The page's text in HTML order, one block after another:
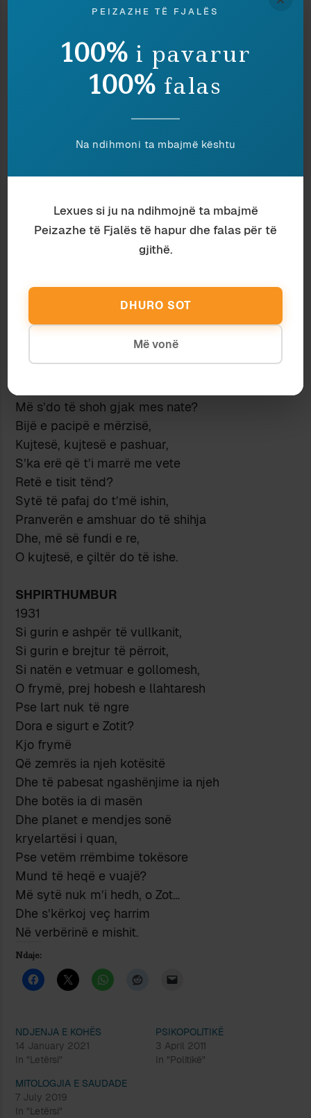
E lehtë këmba e tij.
Me dhëmbët dritë vetëtimtare
Grahma pyjesh, me atë dorë
Sipas shëmbëlltyrës së zemrës je krijuar.
O trup lastar
Ti je mes pemëve të magjepsura?
E tek pëlcas nga lakmia,
Me timin çap më shket duarsh.
Si një burim nën mriz, për të fjetur!
Kur mëngjesi ende i fshehtë të jetë,
Një valë e çlodhur, o shpirt,
Do të të presë.
Më s’do të shoh gjak mes nate?
Bijë e pacipë e mërzisë,
Kujtesë, kujtesë e pashuar,
S’ka erë që t’i marrë me vete
Retë e tisit tënd?
Sytë të pafaj do t’më ishin,
Pranverën e amshuar do të shihja
Dhe, më së fundi e re,
O kujtesë, e çiltër do të ishe.
SHPIRTHUMBUR
1931
Si gurin e ashpër të vullkanit,
Si gurin e brejtur të përroit,
Si natën e vetmuar e gollomesh,
O frymë, prej hobesh e llahtaresh
Pse lart nuk të ngre
Dora e sigurt e Zotit?
Kjo frymë
Që zemrës ia njeh kotësitë
Dhe të pabesat ngashënjime ia njeh
Dhe botës ia di masën
Dhe planet e mendjes sonë
kryelartësi i quan,
Pse vetëm rrëmbime tokësore
Mund të heqë e vuajë?
Më sytë nuk m’i hedh, o Zot…
Dhe s’kërkoj veç harrim
Në verbërinë e mishit.
Ndaje:
NDJENJA E KOHËS
14 January 2021
In "Letërsi"
PSIKOPOLITIKË
3 April 2011
In "Politikë"
MITOLOGJIA E SAUDADE
7 July 2019
In "Letërsi"
PEIZAZHE TË FJALËS
100% i pavarur
100% falas
Na ndihmoni ta mbajmë kështu
Lexues si ju na ndihmojnë ta mbajmë
Peizazhe të Fjalës të hapur dhe falas për të
gjithë.
DHURO SOT
Më vonë